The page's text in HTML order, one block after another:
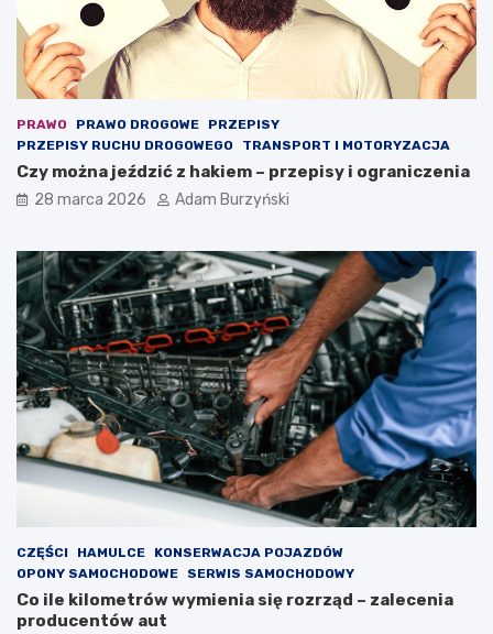
ć
ż
y
c
i
e
PRAWO PRAWO DROGOWE
PRZEPISY
PRZEPISY RUCHU DROGOWEGO
TRANSPORT I MOTORYZACJA
Czy można jeździć z hakiem – przepisy i ograniczenia
28 marca 2026 Adam Burzyński
CZĘŚCI HAMULCE
KONSERWACJA POJAZDÓW
OPONY SAMOCHODOWE
SERWIS SAMOCHODOWY
Co ile kilometrów wymienia się rozrząd – zalecenia
producentów aut